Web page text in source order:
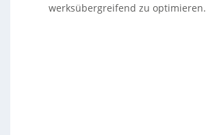
werksübergreifend zu optimieren.